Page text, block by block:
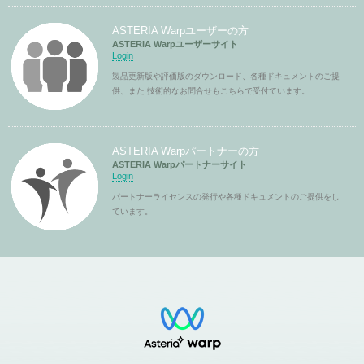
ASTERIA Warpユーザーの方
ASTERIA Warpユーザーサイト
Login
製品更新版や評価版のダウンロード、各種ドキュメントのご提
供、また 技術的なお問合せもこちらで受付ています。
ASTERIA Warpパートナーの方
ASTERIA Warpパートナーサイト
Login
パートナーライセンスの発行や各種ドキュメントのご提供をし
ています。